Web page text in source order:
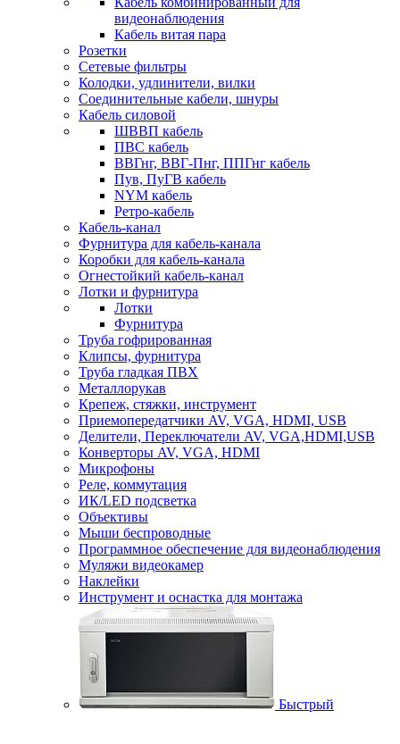
видеонаблюдения
Кабель витая пара
Розетки
Сетевые фильтры
Колодки, удлинители, вилки
Соединительные кабели, шнуры
Кабель силовой
ШВВП кабель
ПВС кабель
ВВГнг, ВВГ-Пнг, ППГнг кабель
Пув, ПуГВ кабель
NYM кабель
Ретро-кабель
Кабель-канал
Фурнитура для кабель-канала
Коробки для кабель-канала
Огнестойкий кабель-канал
Лотки и фурнитура
Лотки
Фурнитура
Труба гофрированная
Клипсы, фурнитура
Труба гладкая ПВХ
Металлорукав
Крепеж, стяжки, инструмент
Приемопередатчики AV, VGA, HDMI, USB
Делители, Переключатели AV, VGA,HDMI,USB
Конверторы AV, VGA, HDMI
Микрофоны
Реле, коммутация
ИК/LED подсветка
Объективы
Мыши беспроводные
Программное обеспечение для видеонаблюдения
Муляжи видеокамер
Наклейки
Инструмент и оснастка для монтажа
Быстрый